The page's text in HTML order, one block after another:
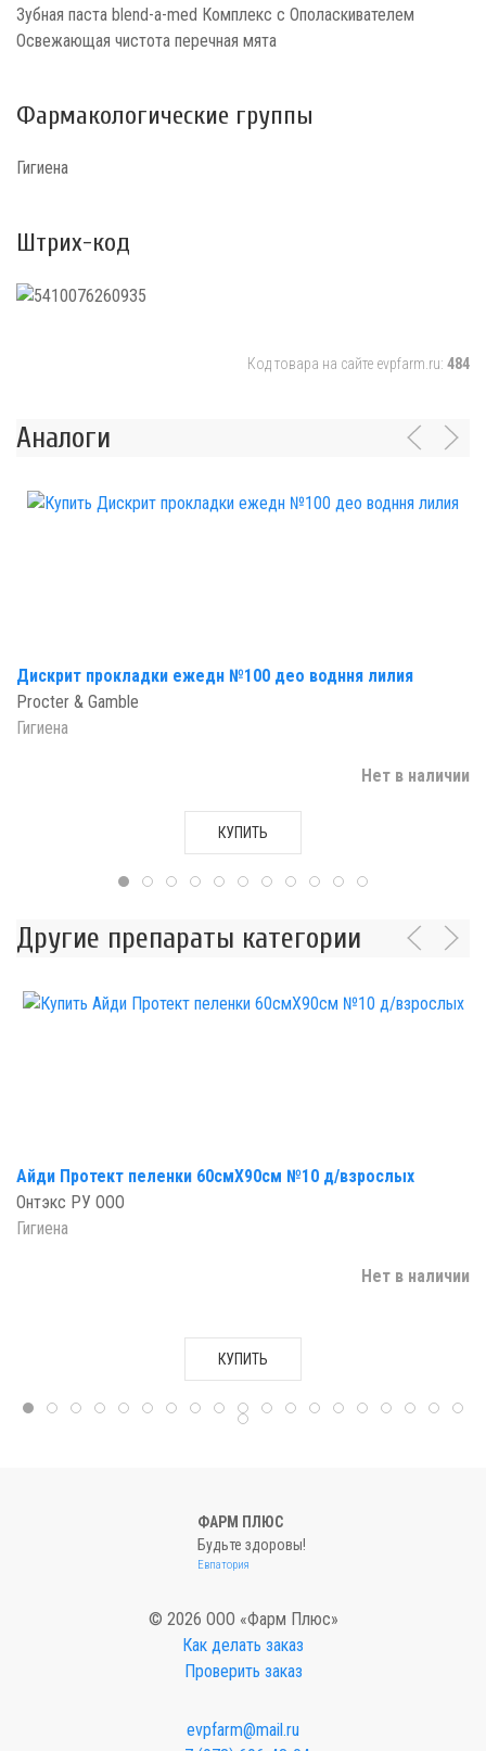
Зубная паста blend-a-med Комплекс с Ополаскивателем
Освежающая чистота перечная мята
Фармакологические группы
Гигиена
Штрих-код
Код товара на сайте evpfarm.ru: 484
Аналоги
Дискрит прокладки ежедн №100 део водння лилия
Procter & Gamble
Гигиена
Нет в наличии
КУПИТЬ
Другие препараты категории
Айди Протект пеленки 60смX90см №10 д/взрослых
Онтэкс РУ ООО
Гигиена
Нет в наличии
КУПИТЬ
ФАРМ ПЛЮС
Будьте здоровы!
Евпатория
© 2026 ООО «Фарм Плюс»
Как делать заказ
Проверить заказ
evpfarm@mail.ru